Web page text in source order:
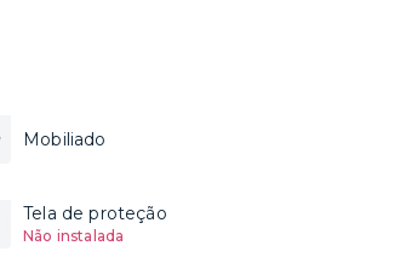
Mobiliado
Tela de proteção
Não instalada